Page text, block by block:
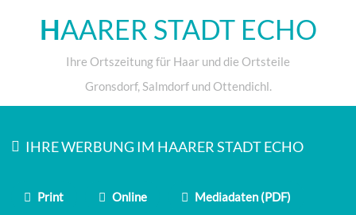
HAARER STADT ECHO
Ihre Ortszeitung für Haar und die Ortsteile
Gronsdorf, Salmdorf und Ottendichl.
IHRE WERBUNG IM HAARER STADT ECHO
Print Online Mediadaten (PDF)